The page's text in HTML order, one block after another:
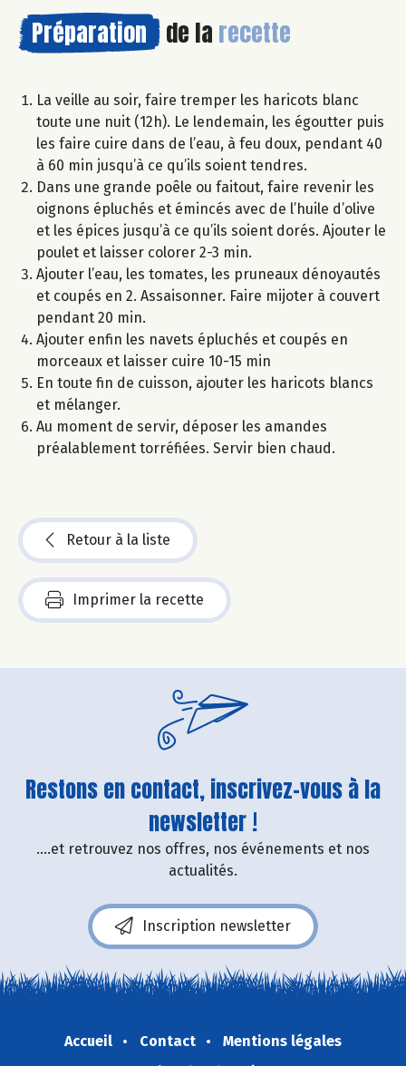
Préparation de la recette
La veille au soir, faire tremper les haricots blanc
toute une nuit (12h). Le lendemain, les égoutter puis
les faire cuire dans de l’eau, à feu doux, pendant 40
à 60 min jusqu’à ce qu’ils soient tendres.
Dans une grande poêle ou faitout, faire revenir les
oignons épluchés et émincés avec de l’huile d’olive
et les épices jusqu’à ce qu’ils soient dorés. Ajouter le
poulet et laisser colorer 2-3 min.
Ajouter l’eau, les tomates, les pruneaux dénoyautés
et coupés en 2. Assaisonner. Faire mijoter à couvert
pendant 20 min.
Ajouter enfin les navets épluchés et coupés en
morceaux et laisser cuire 10-15 min
En toute fin de cuisson, ajouter les haricots blancs
et mélanger.
Au moment de servir, déposer les amandes
préalablement torréfiées. Servir bien chaud.
Retour à la liste
Imprimer la recette
Restons en contact, inscrivez-vous à la
newsletter !
....et retrouvez nos offres, nos événements et nos
actualités.
Inscription newsletter
Accueil Contact
Mentions légales